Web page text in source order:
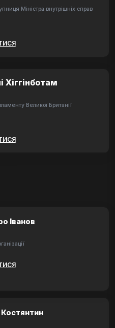
Міністра внутрішніх справ
Хіггінботам
Великої Британії
Іванов